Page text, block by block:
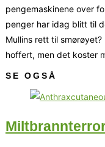
pengemaskinene over
penger har idag blitt til
Mullins rett til
hoffert, men det koster
SE OGSÅ